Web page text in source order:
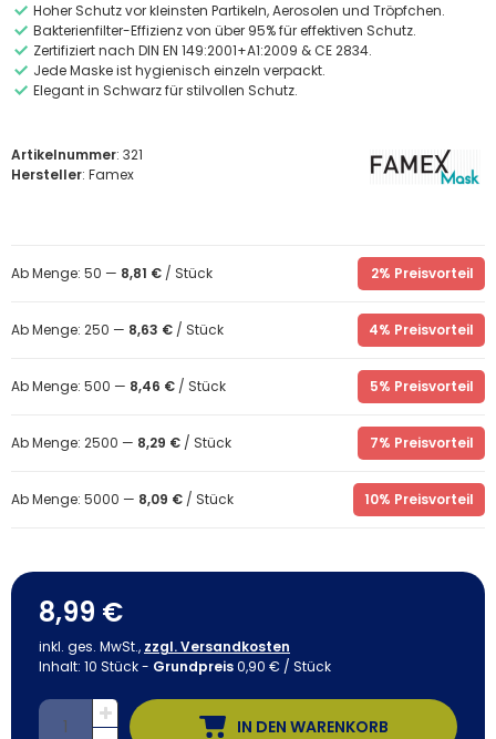
Hoher Schutz vor kleinsten Partikeln, Aerosolen und Tröpfchen.
Bakterienfilter-Effizienz von über 95% für effektiven Schutz.
Zertifiziert nach DIN EN 149:2001+A1:2009 & CE 2834.
Jede Maske ist hygienisch einzeln verpackt.
Elegant in Schwarz für stilvollen Schutz.
Artikelnummer: 321
Hersteller: Famex
Ab Menge: 50 — 8,81 € / Stück 2% Preisvorteil
Ab Menge: 250 — 8,63 € / Stück 4% Preisvorteil
Ab Menge: 500 — 8,46 € / Stück 5% Preisvorteil
Ab Menge: 2500 — 8,29 € / Stück 7% Preisvorteil
Ab Menge: 5000 — 8,09 € / Stück 10% Preisvorteil
8,99 €
inkl. ges. MwSt., zzgl. Versandkosten
Inhalt: 10 Stück- Grundpreis0,90 € / Stück
IN DEN WARENKORB